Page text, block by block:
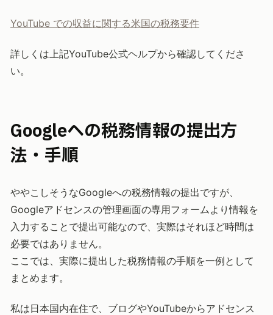
YouTube での収益に関する米国の税務要件
詳しくは上記YouTube公式ヘルプから確認してくださ
い。
Googleへの税務情報の提出方
法・手順
ややこしそうなGoogleへの税務情報の提出ですが、
Googleアドセンスの管理画面の専用フォームより情報を
入力することで提出可能なので、実際はそれほど時間は
必要ではありません。
ここでは、実際に提出した税務情報の手順を一例として
まとめます。
私は日本国内在住で、ブログやYouTubeからアドセンス